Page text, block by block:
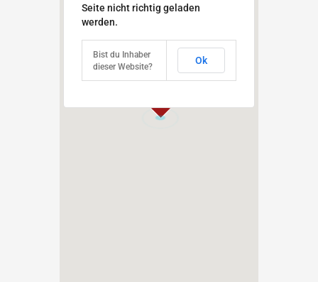
Seite nicht richtig geladen
werden.
Bist du Inhaber
dieser Website?
Ok